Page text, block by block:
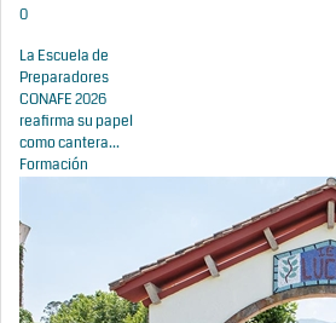
0
La Escuela de
Preparadores
CONAFE 2026
reafirma su papel
como cantera...
Formación